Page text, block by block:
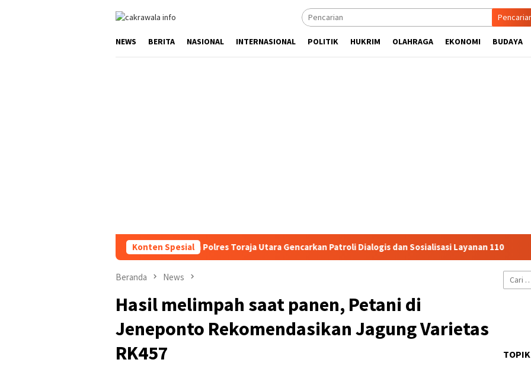
NEWS BERITA NASIONAL INTERNASIONAL POLITIK HUKRIM OLAHRAGA EKONOMI BUDAYA
Konten Spesial
Kondusifitas Wilayah, Sat Samapta Polres Toraja Utara Gencarkan Patroli Dialogis dan Sosialisasi Layanan 110 Jasa
Beranda News
Hasil melimpah saat panen, Petani di
Jeneponto Rekomendasikan Jagung Varietas
RK457
Cari
untuk: